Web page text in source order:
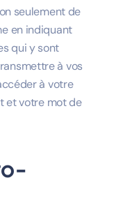
seulement de
en indiquant
qui y sont
à vos
à votre
et votre mot de